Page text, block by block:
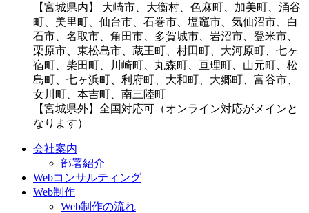
【宮城県内】 大崎市、大衡村、色麻町、加美町、涌谷
町、美里町、仙台市、石巻市、塩竈市、気仙沼市、白
石市、名取市、角田市、多賀城市、岩沼市、登米市、
栗原市、東松島市、蔵王町、村田町、大河原町、七ヶ
宿町、柴田町、川崎町、丸森町、亘理町、山元町、松
島町、七ヶ浜町、利府町、大和町、大郷町、富谷市、
女川町、本吉町、南三陸町
【宮城県外】全国対応可（オンライン対応がメインと
なります）
会社案内
部署紹介
Webコンサルティング
Web制作
Web制作の流れ